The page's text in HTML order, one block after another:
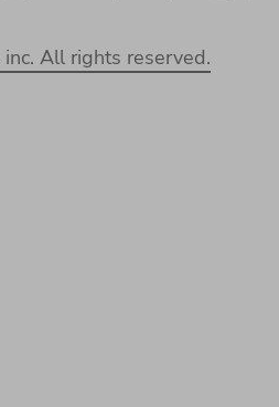
All rights reserved.